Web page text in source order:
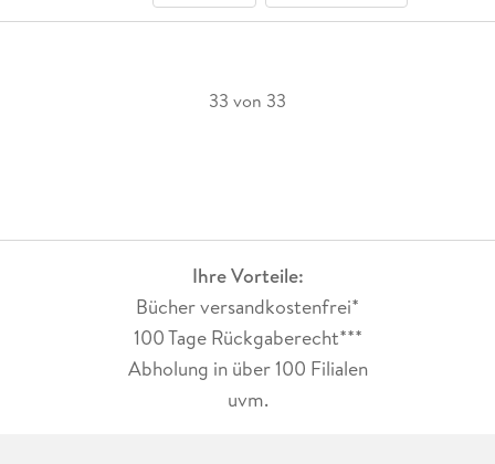
33 von 33
Ihre Vorteile:
Bücher versandkostenfrei*
100 Tage Rückgaberecht***
Abholung in über 100 Filialen
uvm.